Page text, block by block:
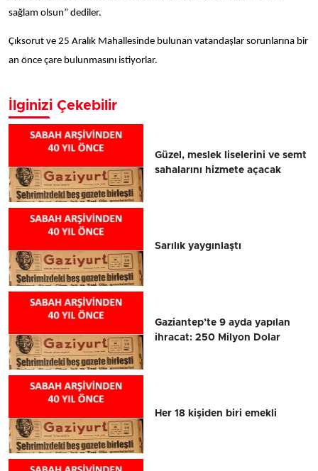
sağlam olsun” dediler.
Çıksorut ve 25 Aralık Mahallesinde bulunan vatandaşlar sorunlarına bir
an önce çare bulunmasını istiyorlar.
İlginizi Çekebilir
Güzel, meslek liselerini ve semt
sahalarını hizmete açacak
Sarılık yaygınlaştı
Gaziantep’te 9 ayda yapılan
ihracat: 250 Milyon Dolar
Her 18 kişiden biri emekli